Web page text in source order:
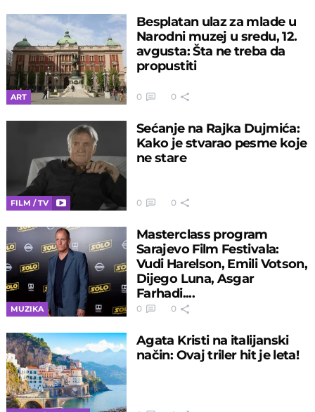
ART
Besplatan ulaz za mlade u
Narodni muzej u sredu, 12.
avgusta: Šta ne treba da
propustiti
0 0
FILM / TV
Sećanje na Rajka Dujmića:
Kako je stvarao pesme koje
ne stare
0 0
MUZIKA
Masterclass program
Sarajevo Film Festivala:
Vudi Harelson, Emili Votson,
Dijego Luna, Asgar
Farhadi....
0 0
Agata Kristi na italijanski
način: Ovaj triler hit je leta!